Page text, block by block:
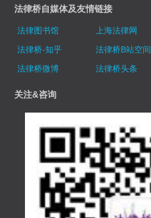
法律桥自媒体及友情链接
法律图书馆 上海法律网
法律桥-知乎
法律桥B站空间
法律桥微博
法律桥头条
关注&咨询